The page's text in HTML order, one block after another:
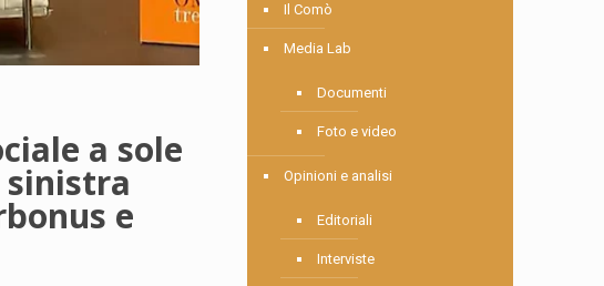
a sole
sinistra
e
Il Comò
Media Lab
Documenti
Foto e video
Opinioni e analisi
Editoriali
Interviste